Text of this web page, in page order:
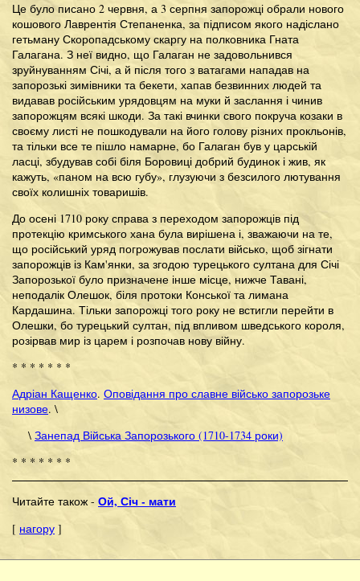
Це було писано 2 червня, а 3 серпня запорожці обрали нового
кошового Лаврентія Степаненка, за підписом якого надіслано
гетьману Скоропадському скаргу на полковника Гната
Галагана. З неї видно, що Галаган не задовольнився
зруйнуванням Січі, а й після того з ватагами нападав на
запорозькі зимівники та бекети, хапав безвинних людей та
видавав російським урядовцям на муки й заслання і чинив
запорожцям всякі шкоди. За такі вчинки свого покруча козаки в
своєму листі не пошкодували на його голову різних прокльонів,
та тільки все те пішло намарне, бо Галаган був у царській
ласці, збудував собі біля Боровиці добрий будинок і жив, як
кажуть, «паном на всю губу», глузуючи з безсилого лютування
своїх колишніх товаришів.
До осені 1710 року справа з переходом запорожців під
протекцію кримського хана була вирішена і, зважаючи на те,
що російський уряд погрожував послати військо, щоб зігнати
запорожців із Кам'янки, за згодою турецького султана для Січі
Запорозької було призначене інше місце, нижче Тавані,
неподалік Олешок, біля протоки Конської та лимана
Кардашина. Тільки запорожці того року не встигли перейти в
Олешки, бо турецький султан, під впливом шведського короля,
розірвав мир із царем і розпочав нову війну.
* * * * * * *
Адріан Кащенко. Оповідання про славне військо запорозьке
низове. \
\ Занепад Війська Запорозького (1710-1734 роки)
* * * * * * *
Читайте також - Ой, Січ - мати
[ нагору ]